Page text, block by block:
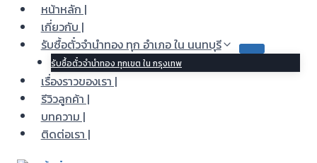
หน้าหลัก |
เกี่ยวกับ |
รับซื้อตั๋วจำนำทอง ทุก อำเภอ ใน นนทบุรี
รับซื้อตั๋วจำนำทอง ทุกเขต ใน กรุงเทพ
เรื่องราวของเรา |
รีวิวลูกค้า |
บทความ |
ติดต่อเรา |